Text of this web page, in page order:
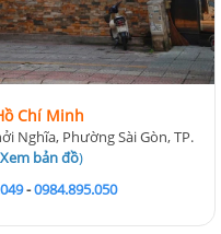
Chí Minh
Nghĩa, Phường Sài Gòn, TP.
Xem bản đồ)
-0984.895.050